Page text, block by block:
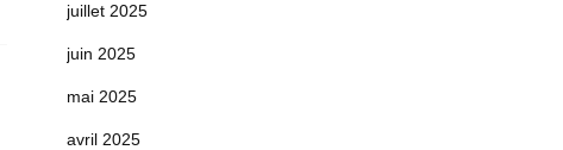
juillet 2025
juin 2025
mai 2025
avril 2025